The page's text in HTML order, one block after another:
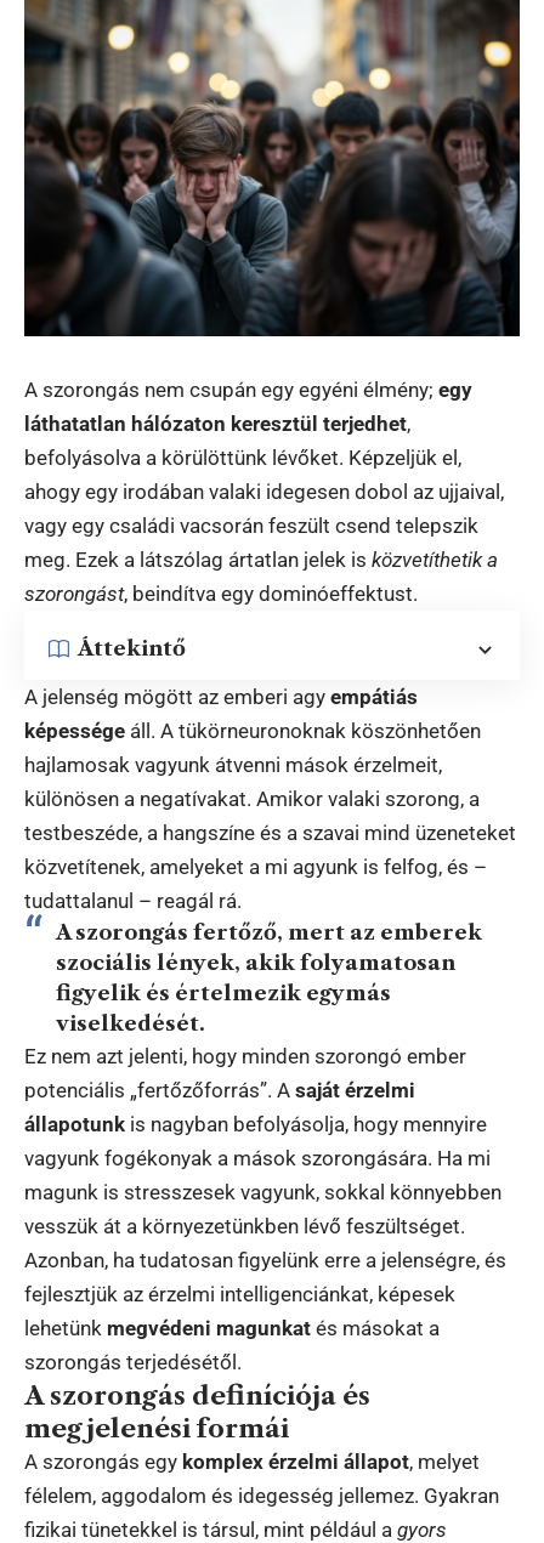
A szorongás nem csupán egy egyéni élmény; egy
láthatatlan hálózaton keresztül terjedhet,
befolyásolva a körülöttünk lévőket. Képzeljük el,
ahogy egy irodában valaki idegesen dobol az ujjaival,
vagy egy családi vacsorán feszült csend telepszik
meg. Ezek a látszólag ártatlan jelek is közvetíthetik a
szorongást, beindítva egy dominóeffektust.
Áttekintő
A jelenség mögött az emberi agy empátiás
képessége áll. A tükörneuronoknak köszönhetően
hajlamosak vagyunk átvenni mások érzelmeit,
különösen a negatívakat. Amikor valaki szorong, a
testbeszéde, a hangszíne és a szavai mind üzeneteket
közvetítenek, amelyeket a mi agyunk is felfog, és –
tudattalanul – reagál rá.
A szorongás fertőző, mert az emberek
szociális lények, akik folyamatosan
figyelik és értelmezik egymás
viselkedését.
Ez nem azt jelenti, hogy minden szorongó ember
potenciális „fertőzőforrás”. A saját érzelmi
állapotunk is nagyban befolyásolja, hogy mennyire
vagyunk fogékonyak a mások szorongására. Ha mi
magunk is stresszesek vagyunk, sokkal könnyebben
vesszük át a környezetünkben lévő feszültséget.
Azonban, ha tudatosan figyelünk erre a jelenségre, és
fejlesztjük az érzelmi intelligenciánkat, képesek
lehetünk megvédeni magunkat és másokat a
szorongás terjedésétől.
A szorongás definíciója és
megjelenési formái
A szorongás egy komplex érzelmi állapot, melyet
félelem, aggodalom és idegesség jellemez. Gyakran
fizikai tünetekkel is társul, mint például a gyors